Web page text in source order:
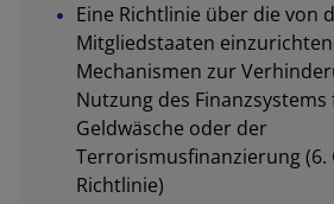
Eine Richtlinie über die von
Mitgliedstaaten
Mechanismen zur
Nutzung des
Geldwäsche oder der
Terrorismusfinanzierung (6.
Richtlinie)